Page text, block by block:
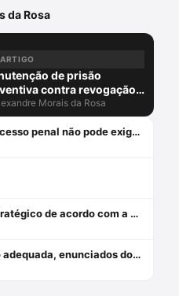
da Rosa
ARTIGO
de prisão
contra revogação
juiz não pode ocupar
do acusador
Morais da Rosa
Prova diabólica digital: processo penal não pode exigir do arguido o que só o diabo provaria
Guia do Processo Penal Estratégico de acordo com a Teoria dos Jogos e MCDA-C - Edição 2021
Por ausência de motivação adequada, enunciados do Fonaje são nulos